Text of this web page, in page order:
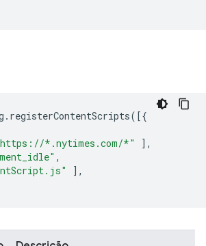
. registerContentScripts([{
*.nytimes.com/*"
],
,
],